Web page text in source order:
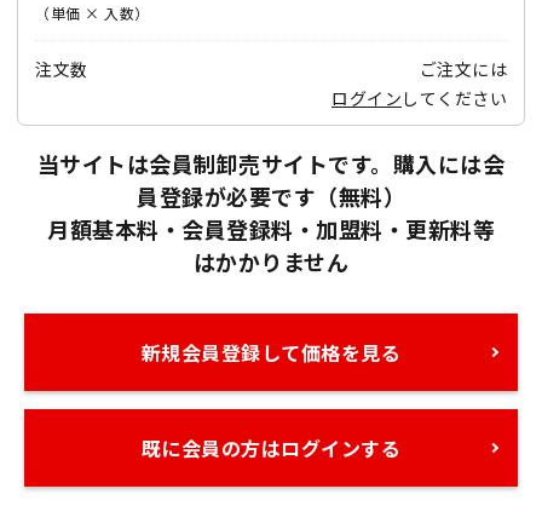
（単価 × 入数）
注文数
ご注文には
ログイン してください
当サイトは会員制卸売サイトです。購入には会
員登録が必要です（無料）
月額基本料・会員登録料・加盟料・更新料等
はかかりません
新規会員登録して価格を見る
既に会員の方はログインする